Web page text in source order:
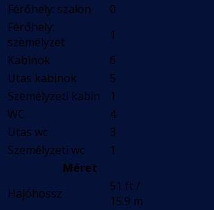
Férőhely: szalon
0
Férőhely:
személyzet
1
Kabinok
6
Utas kabinok
5
Személyzeti kabin
1
WC
4
Utas wc
3
Személyzeti wc
1
Méret
Hajóhossz
51 ft /
15.9 m